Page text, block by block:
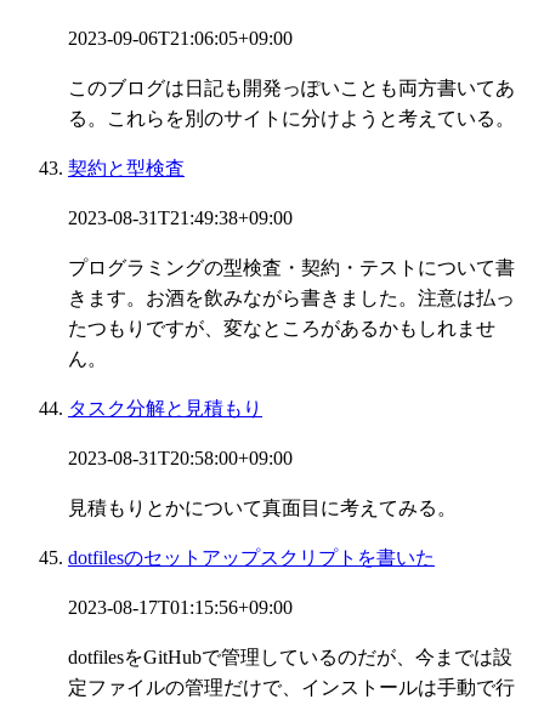
2023-09-06T21:06:05+09:00
このブログは日記も開発っぽいことも両方書いてあ
る。これらを別のサイトに分けようと考えている。
契約と型検査
2023-08-31T21:49:38+09:00
プログラミングの型検査・契約・テストについて書
きます。お酒を飲みながら書きました。注意は払っ
たつもりですが、変なところがあるかもしれませ
ん。
タスク分解と見積もり
2023-08-31T20:58:00+09:00
見積もりとかについて真面目に考えてみる。
dotfilesのセットアップスクリプトを書いた
2023-08-17T01:15:56+09:00
dotfilesをGitHubで管理しているのだが、今までは設
定ファイルの管理だけで、インストールは手動で行